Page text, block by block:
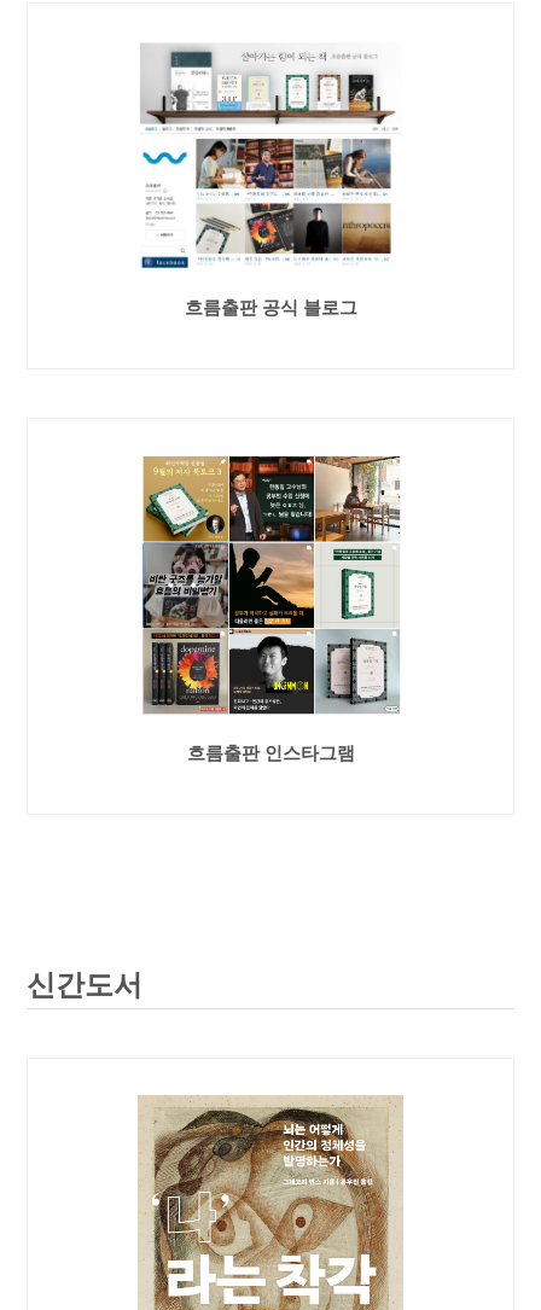
흐름출판 공식 블로그
흐름출판 인스타그램
신간도서